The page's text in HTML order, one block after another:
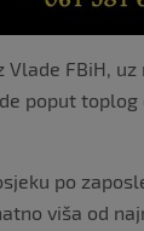
Vlade FBiH,
poput
po
viša od